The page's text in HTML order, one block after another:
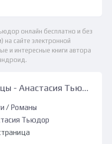
онлайн бесплатно и без
на сайте электронной
и интересные книги автора
Ребенок его любовницы - Анастасия Тьюдор
/ Романы
Тьюдор